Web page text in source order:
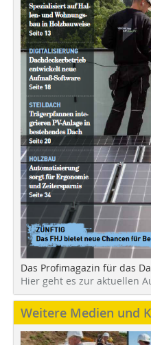
Das Profimagazin für das
Hier geht es zur aktuellen
Weitere Medien und